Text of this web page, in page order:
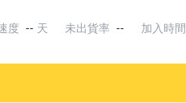
度 -- 天 未出貨率 -- 加入時間